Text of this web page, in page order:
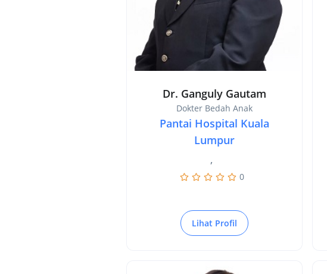
Dr. Ganguly Gautam
Dokter Bedah Anak
Pantai Hospital Kuala
Lumpur
,
0
Lihat Profil